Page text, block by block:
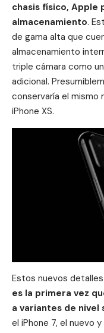
chasis físico, Apple
almacenamiento.
de gama alta que
almacenamiento
triple cámara como
adicional.
conservaría el mismo
iPhone XS.
Estos nuevos
es la primera vez
a variantes de
el iPhone 7, el nuevo